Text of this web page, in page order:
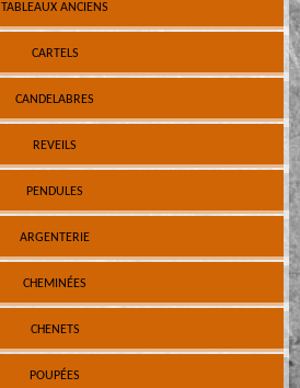
TABLEAUX ANCIENS
CARTELS
CANDELABRES
REVEILS
PENDULES
ARGENTERIE
CHEMINÉES
CHENETS
POUPÉES